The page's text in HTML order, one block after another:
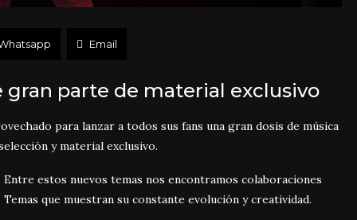
Email
gran parte de material exclusivo
para lanzar a todos sus fans una gran dosis de música
y material exclusivo.
estos nuevos temas nos encontramos colaboraciones
que muestran su constante evolución y creatividad.